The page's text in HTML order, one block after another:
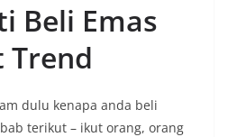
Beli Emas
Trend
dulu kenapa anda beli
terikut – ikut orang, orang